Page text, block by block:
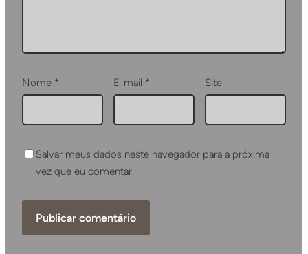
Nome * E-mail * Site
Salvar meus dados neste navegador para a próxima
vez que eu comentar.